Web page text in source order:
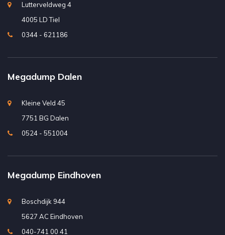
Lutterveldweg 4
4005 LD Tiel
0344 - 621186
Megadump Dalen
Kleine Veld 45
7751 BG Dalen
0524 - 551004
Megadump Eindhoven
Boschdijk 944
5627 AC Eindhoven
040-741 00 41